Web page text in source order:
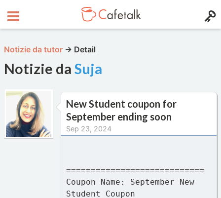
Notizie da tutor → Detail
Notizie da Suja
New Student coupon for
September ending soon
Sep 23, 2024
============================
Coupon Name: September New
Student Coupon